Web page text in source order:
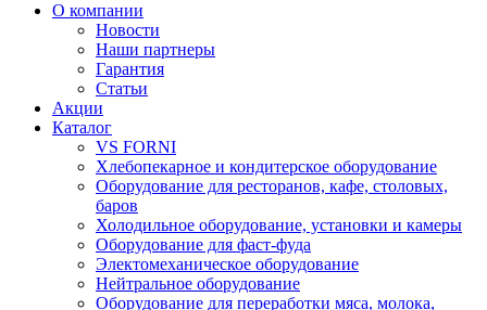
О компании
Новости
Наши партнеры
Гарантия
Статьи
Акции
Каталог
VS FORNI
Хлебопекарное и кондитерское оборудование
Оборудование для ресторанов, кафе, столовых,
баров
Холодильное оборудование, установки и камеры
Оборудование для фаст-фуда
Электомеханическое оборудование
Нейтральное оборудование
Оборудование для переработки мяса, молока,